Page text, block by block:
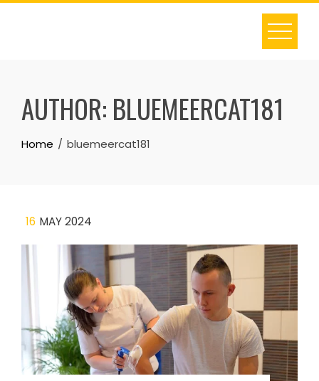
Skip
AUTHOR: BLUEMEERCAT181
Home bluemeercat181
16 MAY 2024